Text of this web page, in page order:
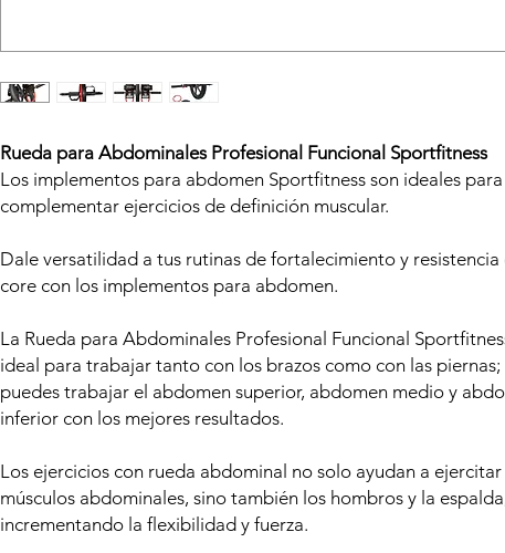
Rueda para Abdominales Profesional Funcional Sportfitness
Los implementos para abdomen Sportfitness son ideales para
complementar ejercicios de definición muscular.
Dale versatilidad a tus rutinas de fortalecimiento y resistencia
core con los implementos para abdomen.
La Rueda para Abdominales Profesional Funcional
ideal para trabajar tanto con los brazos como con las piernas;
puedes trabajar el abdomen superior, abdomen medio y
inferior con los mejores resultados.
Los ejercicios con rueda abdominal no solo ayudan a ejercitar
músculos abdominales, sino también los hombros y la
incrementando la flexibilidad y fuerza.